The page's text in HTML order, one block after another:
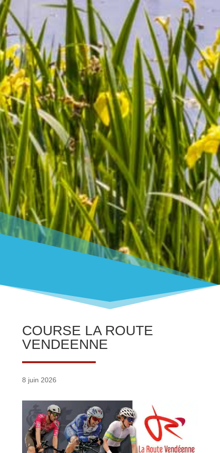
COURSE LA ROUTE
VENDEENNE
8 juin 2026